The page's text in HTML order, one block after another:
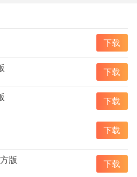
终的胜利者才有资格活下去!为了黎
救赎!
美场景风格迥异、潜能觉醒气势如
斗配乐，资深艺术团队精心打造的
下载
下载
下载
下载
版 下载